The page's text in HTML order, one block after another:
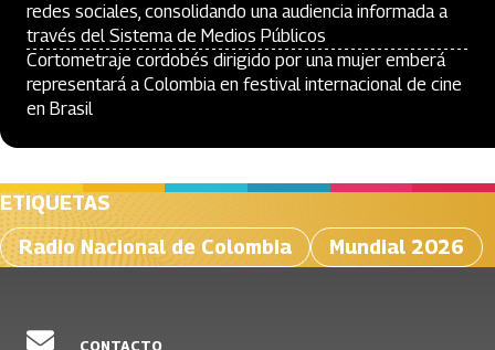
redes sociales, consolidando una audiencia informada a
través del Sistema de Medios Públicos
Cortometraje cordobés dirigido por una mujer emberá
representará a Colombia en festival internacional de cine
en Brasil
ETIQUETAS
Radio Nacional de Colombia
Mundial 2026
CONTACTO